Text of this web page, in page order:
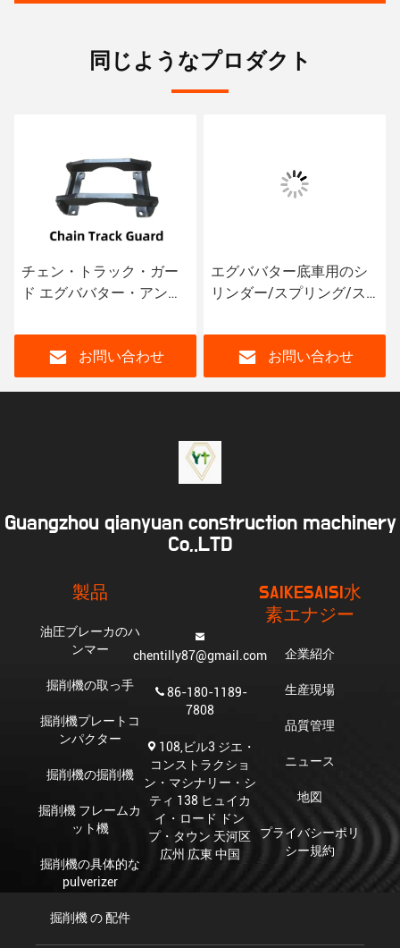
同じようなプロダクト
チェン・トラック・ガー
ド エグババター・アンダ
お問い合わせ
エグババター底車用のシ
リンダー/スプリング/ス
る
お問い合わせ
Guangzhou qianyuan construction machinery
Co,.LTD
製品
油圧ブレーカのハ
ンマー
掘削機の取っ手
掘削機プレートコ
ンパクター
掘削機の掘削機
掘削機 フレームカ
ット機
掘削機の具体的な
pulverizer
掘削機 の 配件
chentilly87@gmail.com
86-180-1189-
7808
108,ビル3 ジエ・
コンストラクショ
ン・マシナリー・シ
ティ 138 ヒュイカ
イ・ロード ドン
プ・タウン 天河区
広州 広東 中国
SAIKESAISI水
素エナジー
企業紹介
生産現場
品質管理
ニュース
地図
プライバシーポリ
シー規約